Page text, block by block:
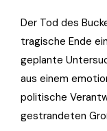
Der Tod des
tragische Ende
geplante
aus einem
politische
gestrandeten